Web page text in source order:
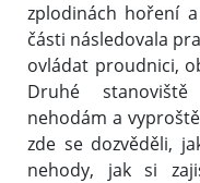
zplodinách hoření
části následovala
ovládat proudnici,
Druhé
nehodám a
zde se dozvěděli,
nehody, jak si